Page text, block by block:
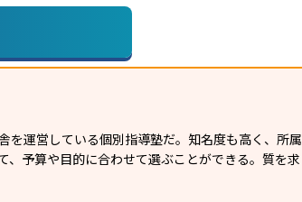
を運営している個別指導塾だ。知名度も高く、所属
予算や目的に合わせて選ぶことができる。質を求